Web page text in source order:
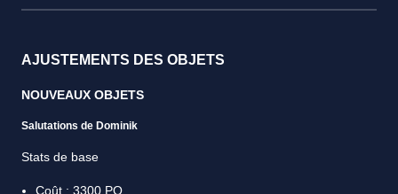
AJUSTEMENTS DES OBJETS
NOUVEAUX OBJETS
Salutations de Dominik
Stats de base
Coût : 3300 PO